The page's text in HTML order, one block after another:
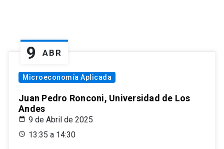
9 ABR
Microeconomía Aplicada
Juan Pedro Ronconi, Universidad de Los
Andes
9 de Abril de 2025
13:35 a 14:30